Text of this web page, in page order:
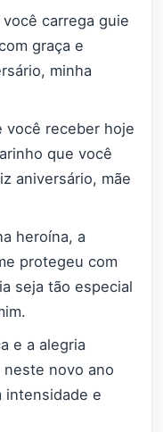
carrega guie
graça e
minha
você receber hoje
que você
aniversário, mãe
heroína, a
protegeu com
seja tão especial
e a alegria
novo ano
intensidade e